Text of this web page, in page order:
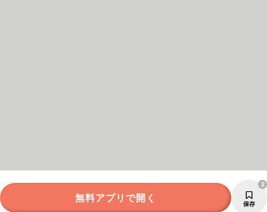
無料アプリで開く 保存
2